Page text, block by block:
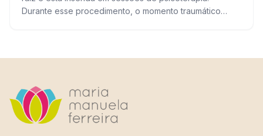
Durante esse procedimento, o momento traumático